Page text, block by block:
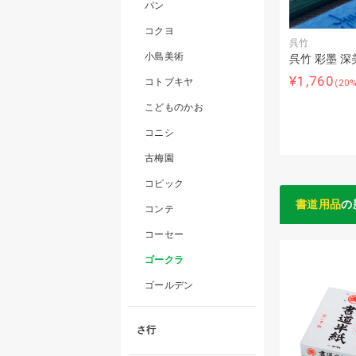
呉竹
呉竹 彩墨 深
¥1,760
書道用品の
パン
コクヨ
小島美術
コトブキヤ
こどものかお
コニシ
古梅園
コピック
コンテ
コーセー
ゴークラ
ゴールデン
さ行